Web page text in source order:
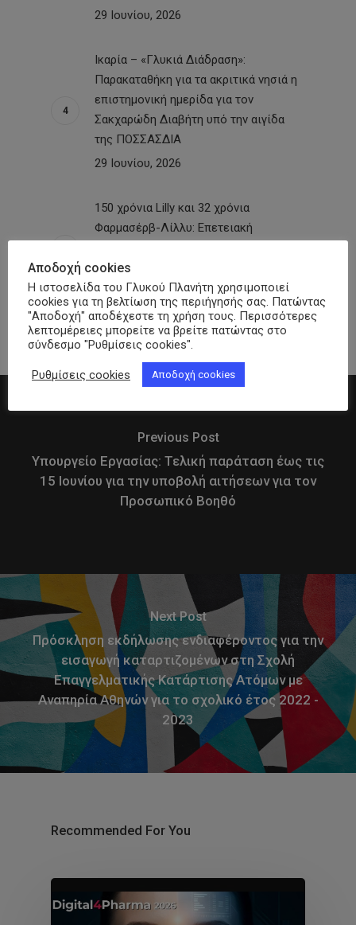
29 Ιουνίου, 2026
Ικαρία – «Γλυκιά Διάδραση»:
Παρακαταθήκη για τα ακριτικά νησιά η
επιστημονική ημερίδα για τον
Σακχαρώδη Διαβήτη υπό την αιγίδα
της ΠΟΣΣΑΣΔΙΑ
29 Ιουνίου, 2026
150 χρόνια Lilly και 32 χρόνια
Φαρμασέρβ-Λίλλυ: Eπετειακή
ΠΟΣΣΑΣΔΙΑ
26 Ιουνίου, 2026
Previous Post
Υπουργείο Εργασίας: Τελική παράταση έως τις
15 Ιουνίου για την υποβολή αιτήσεων για τον
Προσωπικό Βοηθό
Next Post
Πρόσκληση εκδήλωσης ενδιαφέροντος για την
εισαγωγή καταρτιζομένων στη Σχολή
Επαγγελματικής Κατάρτισης Ατόμων με
Αναπηρία Αθηνών για το σχολικό έτος 2022 -
2023
Recommended For You
Αποδοχή cookies
Η ιστοσελίδα του Γλυκού Πλανήτη χρησιμοποιεί
cookies για τη βελτίωση της περιήγησής σας. Πατώντας
"Αποδοχή" αποδέχεστε τη χρήση τους. Περισσότερες
λεπτομέρειες μπορείτε να βρείτε πατώντας στο
σύνδεσμο "Ρυθμίσεις cookies".
Ρυθμίσεις cookies Αποδοχή cookies